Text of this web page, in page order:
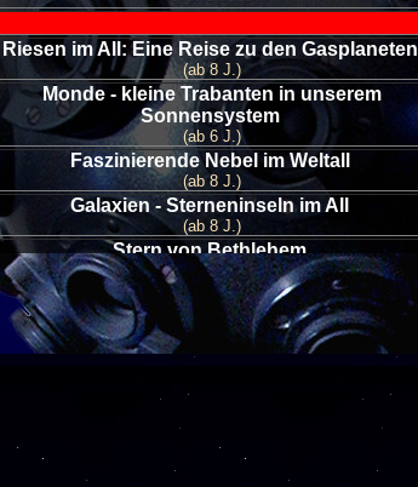
Riesen im All: Eine Reise zu den Gasplaneten
(ab 8 J.)
Monde - kleine Trabanten in unserem
Sonnensystem
(ab 6 J.)
Faszinierende Nebel im Weltall
(ab 8 J.)
Galaxien - Sterneninseln im All
(ab 8 J.)
Stern von Bethlehem
(ab 8 J.)
Allgemeine Führung - Sternhimmel im
September
(ab 6 J.)
Allgemeine Führung - Sternhimmel im
Allgemeine Führung - Sternhimmel im Oktober
(ab 6 J.)
Allgemeine Führung - Sternhimmel im Oktober